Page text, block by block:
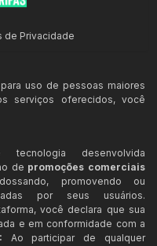
de Privacidade
uso de pessoas maiores
serviços oferecidos, você
desenvolvida
de promoções comerciais
promovendo ou
por seus usuários.
você declara que sua
e em conformidade com a
Ao participar de qualquer